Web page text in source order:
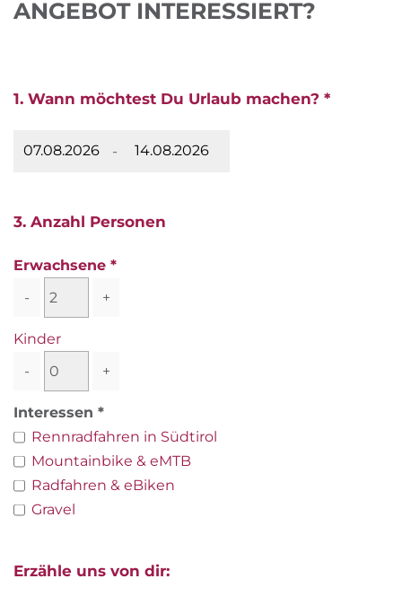
ANGEBOT INTERESSIERT?
1. Wann möchtest Du Urlaub machen? *
-
3. Anzahl Personen
Erwachsene
-
+
Kinder
-
+
Interessen
Rennradfahren in Südtirol
Mountainbike & eMTB
Radfahren & eBiken
Gravel
Erzähle uns von dir: